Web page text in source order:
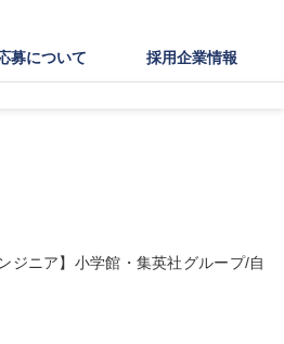
募について 採用企業情報
ジニア】小学館・集英社グループ/自